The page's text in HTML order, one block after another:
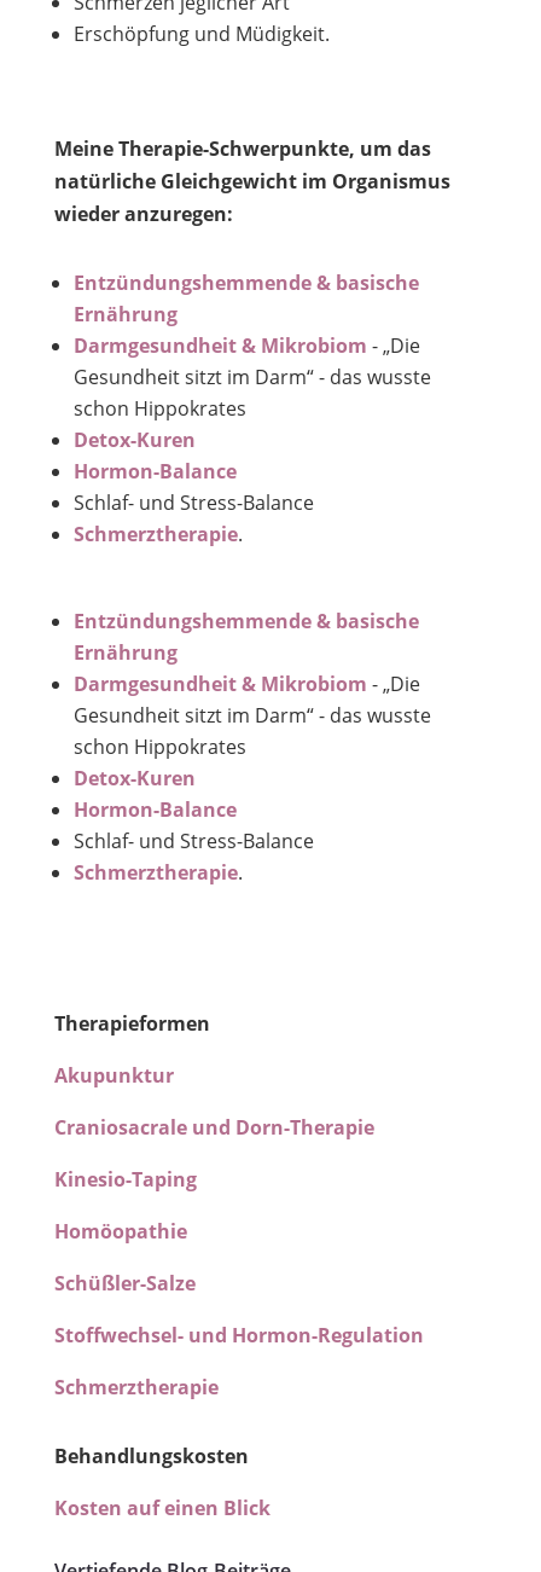
Erschöpfung und Müdigkeit.
Meine Therapie-Schwerpunkte, um das
natürliche Gleichgewicht im Organismus
wieder anzuregen:
Entzündungshemmende & basische
Ernährung
Darmgesundheit & Mikrobiom - „Die
Gesundheit sitzt im Darm“ - das wusste
schon Hippokrates
Detox-Kuren
Hormon-Balance
Schlaf- und Stress-Balance
Schmerztherapie.
Entzündungshemmende & basische
Ernährung
Darmgesundheit & Mikrobiom - „Die
Gesundheit sitzt im Darm“ - das wusste
schon Hippokrates
Detox-Kuren
Hormon-Balance
Schlaf- und Stress-Balance
Schmerztherapie.
Therapieformen
Akupunktur
Craniosacrale und Dorn-Therapie
Kinesio-Taping
Homöopathie
Schüßler-Salze
Stoffwechsel- und Hormon-Regulation
Schmerztherapie
Behandlungskosten
Kosten auf einen Blick